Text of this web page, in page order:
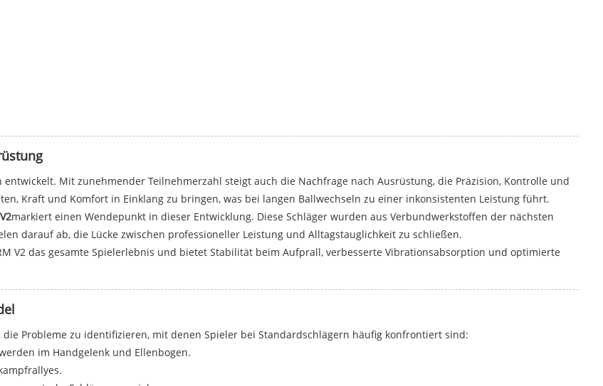
Mit zunehmender Teilnehmerzahl steigt auch die Nachfrage nach Ausrüstung, die Präzision, Kontrolle und
Kraft und Komfort in Einklang zu bringen, was bei langen Ballwechseln zu einer inkonsistenten Leistung führt.
markiert einen Wendepunkt in dieser Entwicklung. Diese Schläger wurden aus Verbundwerkstoffen der nächsten
darauf ab, die Lücke zwischen professioneller Leistung und Alltagstauglichkeit zu schließen.
V2 das gesamte Spielerlebnis und bietet Stabilität beim Aufprall, verbesserte Vibrationsabsorption und optimierte
Probleme zu identifizieren, mit denen Spieler bei Standardschlägern häufig konfrontiert sind:
im Handgelenk und Ellenbogen.